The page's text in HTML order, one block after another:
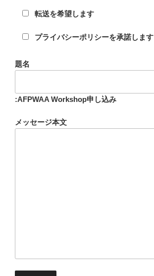
転送を希望します
プライバシーポリシーを承諾します
題名
:AFPWAA Workshop申し込み
メッセージ本文